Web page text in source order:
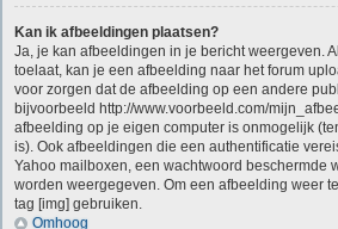
Kan ik afbeeldingen plaatsen?
Ja, je kan afbeeldingen in je bericht weergeven.
toelaat, kan je een afbeelding naar het forum
voor zorgen dat de afbeelding op een andere
bijvoorbeeld http://www.voorbeeld.com/
afbeelding op je eigen computer is onmogelijk
is). Ook afbeeldingen die een authentificatie
Yahoo mailboxen, een wachtwoord beschermde
worden weergegeven. Om een afbeelding weer
tag [img] gebruiken.
Omhoog